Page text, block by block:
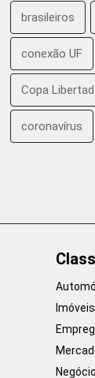
brasileiros
conexão UF
Copa
coronavírus
Imóveis